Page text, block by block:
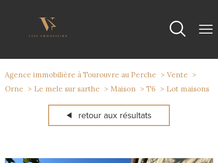
Agence immobilière à Tourouvre au Perche
Vente
Orne
Le mele sur sarthe Maison T6 Lot maisons
retour aux résultats